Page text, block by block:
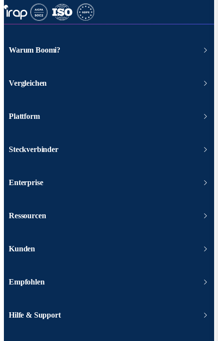
Warum Boomi?
Vergleichen
Plattform
Steckverbinder
Enterprise
Ressourcen
Kunden
Empfohlen
Hilfe & Support